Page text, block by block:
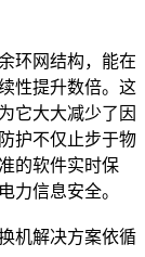
环网结构，能在
性提升数倍。这
它大大减少了因
护不仅止步于物
的软件实时保
力信息安全。
机解决方案依循